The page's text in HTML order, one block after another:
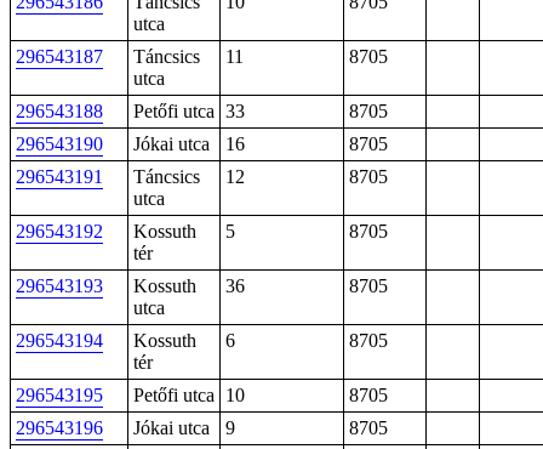
utca
296543187
Táncsics
utca
11 8705
296543188 Petőfi utca 33
8705
296543190
Jókai utca 16
8705
296543191
Táncsics
utca
12 8705
296543192
Kossuth
tér
5 8705
296543193
Kossuth
utca
36 8705
296543194
Kossuth
tér
6 8705
296543195 Petőfi utca 10
8705
296543196
Jókai utca 9
8705